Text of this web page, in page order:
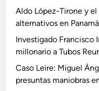
Aldo López-Tirone y
alternativos en Panamá
Investigado Francisco
millonario a Tubos
Caso Leire: Miguel
presuntas maniobras